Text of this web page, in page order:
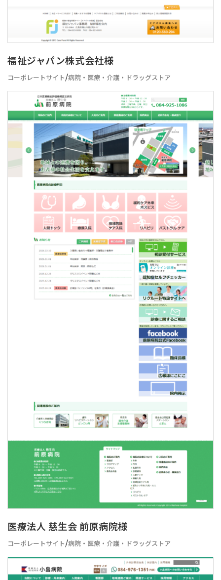
福祉ジャパン株式会社様
コーポレートサイト/病院・医療・介護・ドラッグストア
医療法人 慈生会 前原病院様
コーポレートサイト/病院・医療・介護・ドラッグストア